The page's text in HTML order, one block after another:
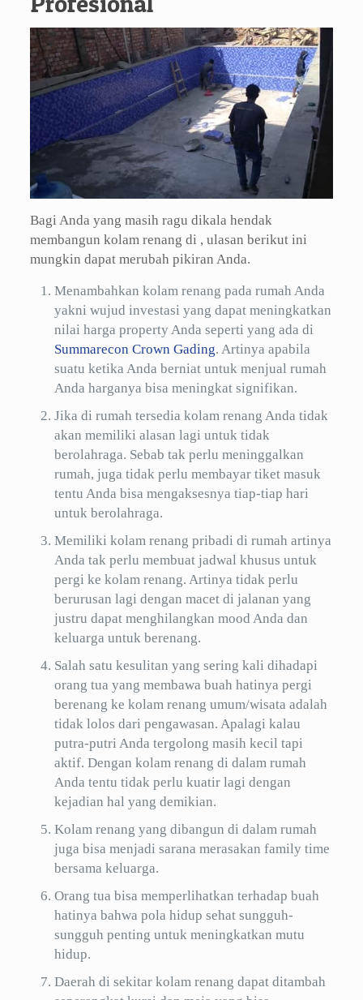
Bagi Anda yang masih ragu dikala hendak
membangun kolam renang di , ulasan berikut ini
mungkin dapat merubah pikiran Anda.
Menambahkan kolam renang pada rumah Anda
yakni wujud investasi yang dapat meningkatkan
nilai harga property Anda seperti yang ada di
Summarecon Crown Gading. Artinya apabila
suatu ketika Anda berniat untuk menjual rumah
Anda harganya bisa meningkat signifikan.
Jika di rumah tersedia kolam renang Anda tidak
akan memiliki alasan lagi untuk tidak
berolahraga. Sebab tak perlu meninggalkan
rumah, juga tidak perlu membayar tiket masuk
tentu Anda bisa mengaksesnya tiap-tiap hari
untuk berolahraga.
Memiliki kolam renang pribadi di rumah artinya
Anda tak perlu membuat jadwal khusus untuk
pergi ke kolam renang. Artinya tidak perlu
berurusan lagi dengan macet di jalanan yang
justru dapat menghilangkan mood Anda dan
keluarga untuk berenang.
Salah satu kesulitan yang sering kali dihadapi
orang tua yang membawa buah hatinya pergi
berenang ke kolam renang umum/wisata adalah
tidak lolos dari pengawasan. Apalagi kalau
putra-putri Anda tergolong masih kecil tapi
aktif. Dengan kolam renang di dalam rumah
Anda tentu tidak perlu kuatir lagi dengan
kejadian hal yang demikian.
Kolam renang yang dibangun di dalam rumah
juga bisa menjadi sarana merasakan family time
bersama keluarga.
Orang tua bisa memperlihatkan terhadap buah
hatinya bahwa pola hidup sehat sungguh-
sungguh penting untuk meningkatkan mutu
hidup.
Daerah di sekitar kolam renang dapat ditambah